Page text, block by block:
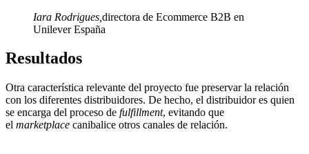
Iara Rodrigues directora de Ecommerce B2B en
Unilever España
Resultados
Otra característica relevante del proyecto fue preservar la relación
con los diferentes distribuidores. De hecho, el distribuidor es quien
se encarga del proceso de fulfillment, evitando que
el marketplace canibalice otros canales de relación.